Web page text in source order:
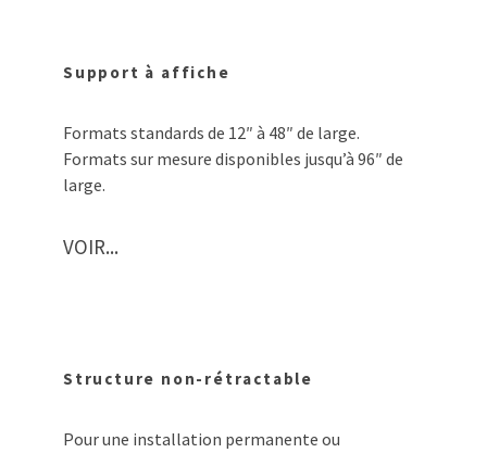
Support à affiche
Formats standards de 12″ à 48″ de large.
Formats sur mesure disponibles jusqu’à 96″ de
large.
VOIR...
Structure non-rétractable
Pour une installation permanente ou